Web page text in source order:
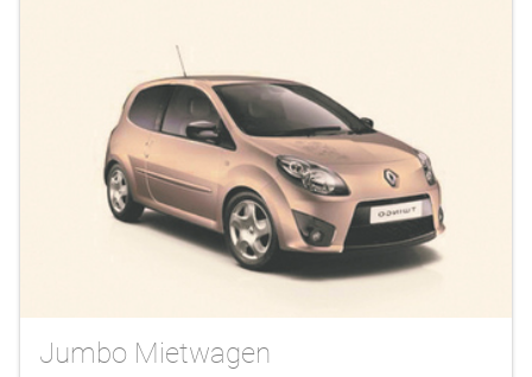
Jumbo Mietwagen